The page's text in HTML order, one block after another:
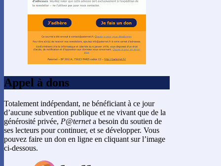
Appel à dons
Totalement indépendant, ne bénéficiant à ce jour
d’aucune subvention publique et ne vivant que de la
générosité privée, P@terneta besoin du soutien de
ses lecteurs pour continuer, et se développer. Vous
pouvez faire un don en ligne en cliquant sur l’image
ci-dessous.